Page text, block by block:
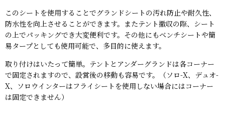
このシートを使用することでグランドシートの汚れ防止や耐久性、
防水性を向上させることができます。またテント撤収の際、シート
の上でパッキングでき大変便利です。その他にもベンチシートや簡
易タープとしても使用可能で、多目的に使えます。
取り付けはいたって簡単。テントとアンダーグランドは各コーナー
で固定されますので、設営後の移動も容易です。（ソロ-X、デュオ-
X、ソロウインターはフライシートを使用しない場合にはコーナー
は固定できません）